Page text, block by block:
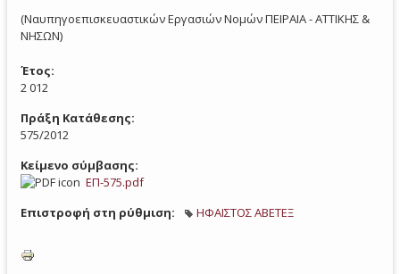
(Ναυπηγοεπισκευαστικών Εργασιών Νομών ΠΕΙΡΑΙΑ - ΑΤΤΙΚΗΣ &
ΝΗΣΩΝ)
Έτος:
2 012
Πράξη Κατάθεσης:
575/2012
Κείμενο σύμβασης:
ΕΠ-575.pdf
Επιστροφή στη ρύθμιση:
ΗΦΑΙΣΤΟΣ ΑΒΕΤΕΞ